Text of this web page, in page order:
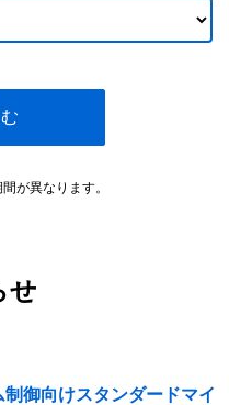
が異なります。
せ
御向けスタンダードマイ